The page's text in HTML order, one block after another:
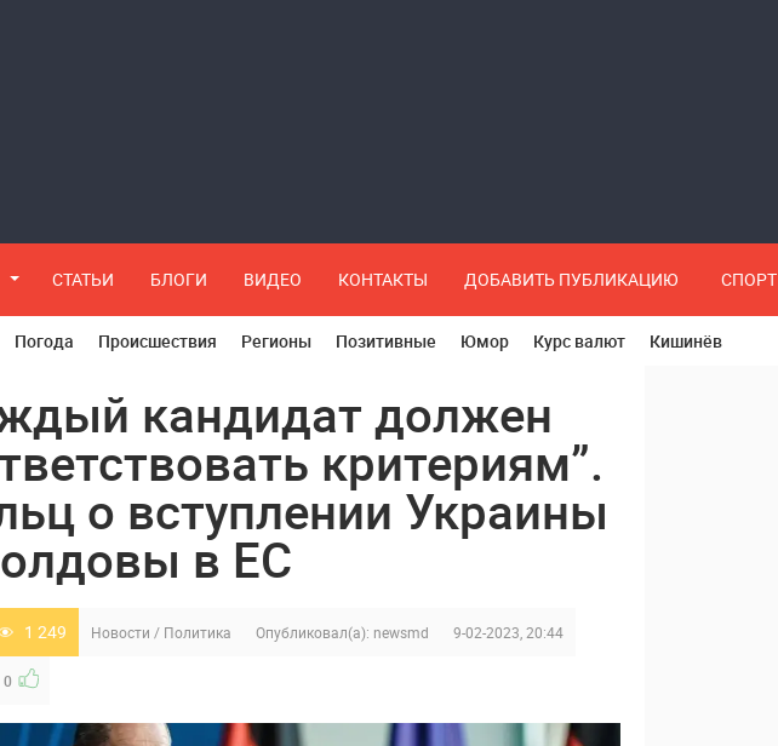
СТАТЬИ БЛОГИ ВИДЕО КОНТАКТЫ ДОБАВИТЬ ПУБЛИКАЦИЮ СПОРТ
Погода Происшествия Регионы Позитивные Юмор Курс валют Кишинёв
кандидат должен
критериям”.
о вступлении Украины
в ЕС
1 249 Новости / Политика Опубликовал(а): newsmd 9-02-2023, 20:44
0